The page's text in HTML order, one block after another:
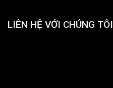
LIÊN HỆ VỚI CHÚNG TÔI